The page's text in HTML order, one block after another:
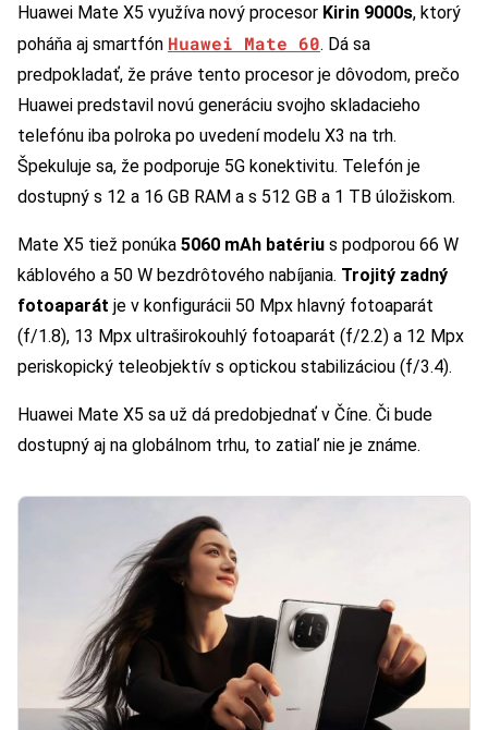
Huawei Mate X5 využíva nový procesor Kirin 9000s, ktorý
poháňa aj smartfón Huawei Mate 60. Dá sa
predpokladať, že práve tento procesor je dôvodom, prečo
Huawei predstavil novú generáciu svojho skladacieho
telefónu iba polroka po uvedení modelu X3 na trh.
Špekuluje sa, že podporuje 5G konektivitu. Telefón je
dostupný s 12 a 16 GB RAM a s 512 GB a 1 TB úložiskom.
Mate X5 tiež ponúka 5060 mAh batériu s podporou 66 W
káblového a 50 W bezdrôtového nabíjania. Trojitý zadný
fotoaparát je v konfigurácii 50 Mpx hlavný fotoaparát
(f/1.8), 13 Mpx ultraširokouhlý fotoaparát (f/2.2) a 12 Mpx
periskopický teleobjektív s optickou stabilizáciou (f/3.4).
Huawei Mate X5 sa už dá predobjednať v Číne. Či bude
dostupný aj na globálnom trhu, to zatiaľ nie je známe.